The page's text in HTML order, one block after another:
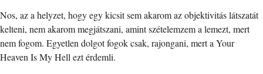
Nos, az a helyzet, hogy egy kicsit sem akarom az objektivitás látszatát
kelteni, nem akarom megjátszani, amint szételemzem a lemezt, mert
nem fogom. Egyetlen dolgot fogok csak, rajongani, mert a Your
Heaven Is My Hell ezt érdemli.